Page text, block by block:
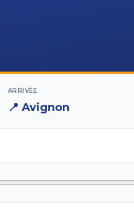
ARRIVÉE
📍 Avignon